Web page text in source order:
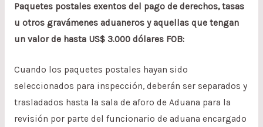
Paquetes postales exentos del pago de derechos, tasas
u otros gravámenes aduaneros y aquellas que tengan
un valor de hasta US$ 3.000 dólares FOB:
Cuando los paquetes postales hayan sido
seleccionados para inspección, deberán ser separados y
trasladados hasta la sala de aforo de Aduana para la
revisión por parte del funcionario de aduana encargado